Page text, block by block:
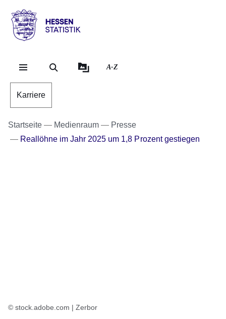
Hessen
Statistik
A-Z
Karriere
Startseite Medienraum
Presse
Reallöhne im Jahr 2025 um 1,8 Prozent gestiegen
© stock.adobe.com | Zerbor